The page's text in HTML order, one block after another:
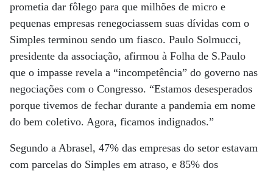
prometia dar fôlego para que milhões de micro e
pequenas empresas renegociassem suas dívidas com o
Simples terminou sendo um fiasco. Paulo Solmucci,
presidente da associação, afirmou à Folha de S.Paulo
que o impasse revela a “incompetência” do governo nas
negociações com o Congresso. “Estamos desesperados
porque tivemos de fechar durante a pandemia em nome
do bem coletivo. Agora, ficamos indignados.”
Segundo a Abrasel, 47% das empresas do setor estavam
com parcelas do Simples em atraso, e 85% dos